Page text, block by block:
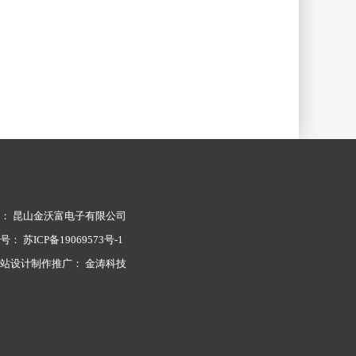
昆山金沃富电子有限公司
： 苏ICP备19069573号-1
设计制作推广： 金涛科技